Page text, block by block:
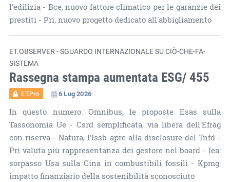
l'edilizia - Bce, nuovo fattore climatico per le garanzie dei
prestiti - Pri, nuovo progetto dedicato all'abbigliamento
ET.OBSERVER - SGUARDO INTERNAZIONALE SU CIÒ-CHE-FA-
SISTEMA
Rassegna stampa aumentata ESG/ 455
ET.Pro 6 Lug 2026
In questo numero: Omnibus, le proposte Esas sulla
Tassonomia Ue - Csrd semplificata, via libera dell'Efrag
con riserva - Natura, l'Issb apre alla disclosure del Tnfd -
Pri valuta più rappresentanza dei gestore nel board - Iea:
sorpasso Usa sulla Cina in combustibili fossili - Kpmg:
impatto finanziario della sostenibilità sconosciuto